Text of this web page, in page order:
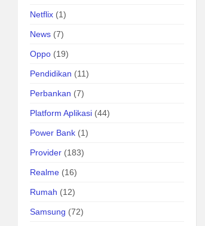
Netflix (1)
News (7)
Oppo (19)
Pendidikan (11)
Perbankan (7)
Platform Aplikasi (44)
Power Bank (1)
Provider (183)
Realme (16)
Rumah (12)
Samsung (72)